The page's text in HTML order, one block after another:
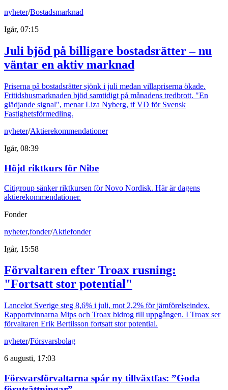
nyheter/Bostadsmarknad
Igår, 07:15
Juli bjöd på billigare bostadsrätter – nu
väntar en aktiv marknad
Priserna på bostadsrätter sjönk i juli medan villapriserna ökade.
Fritidshusmarknaden bjöd samtidigt på månadens tredbrott. "En
glädjande signal", menar Liza Nyberg, tf VD för Svensk
Fastighetsförmedling.
nyheter/Aktierekommendationer
Igår, 08:39
Höjd riktkurs för Nibe
Citigroup sänker riktkursen för Novo Nordisk. Här är dagens
aktierekommendationer.
Fonder
nyheter,fonder/Aktiefonder
Igår, 15:58
Förvaltaren efter Troax rusning:
"Fortsatt stor potential"
Lancelot Sverige steg 8,6% i juli, mot 2,2% för jämförelseindex.
Rapportvinnarna Mips och Troax bidrog till uppgången. I Troax ser
förvaltaren Erik Bertilsson fortsatt stor potential.
nyheter/Försvarsbolag
6 augusti, 17:03
Försvarsförvaltarna spår ny tillväxtfas: ”Goda